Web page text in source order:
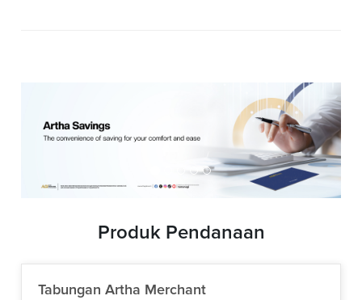
Produk Pendanaan
Tabungan Artha Merchant